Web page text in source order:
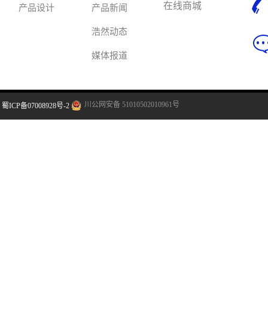
产品设计 产品新闻
浩然动态
媒体报道
在线商城
蜀ICP备07008928号-2 川公网安备 51010502010961号